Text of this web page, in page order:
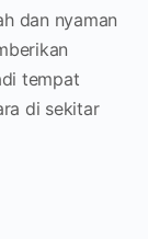
dan nyaman
tempat
di sekitar